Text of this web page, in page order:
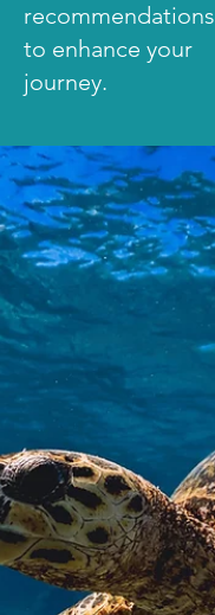
recommendations
to enhance your
journey.